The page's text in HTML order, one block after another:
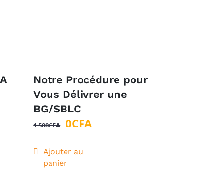
Notre Procédure pour
Vous Délivrer une
BG/SBLC
1 500CFA Le
prix
initial
était :
0CFALe
prix
Ajouter au
panier